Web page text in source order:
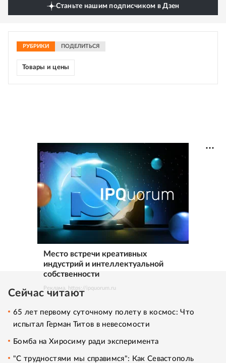
Станьте нашим подписчиком в Дзен
РУБРИКИ ПОДЕЛИТЬСЯ
Товары и цены
Место встречи креативных
индустрий и интеллектуальной
собственности
Реклама. https://ipquorum.ru
Сейчас читают
65 лет первому суточному полету в космос: Что
испытал Герман Титов в невесомости
Бомба на Хиросиму ради эксперимента
"С трудностями мы справимся": Как Севастополь